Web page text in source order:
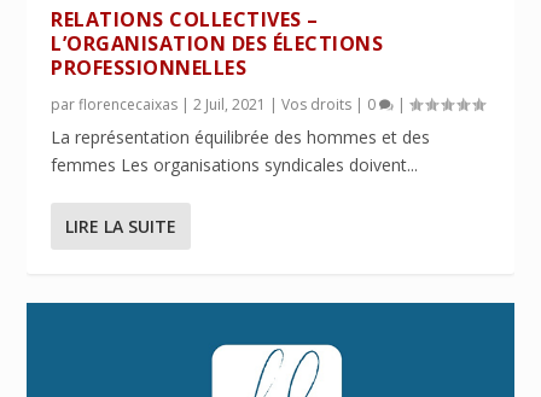
RELATIONS COLLECTIVES –
L’ORGANISATION DES ÉLECTIONS
PROFESSIONNELLES
parflorencecaixas |2 Juil, 2021 |Vos droits | 0 |
La représentation équilibrée des hommes et des
femmes Les organisations syndicales doivent...
LIRE LA SUITE